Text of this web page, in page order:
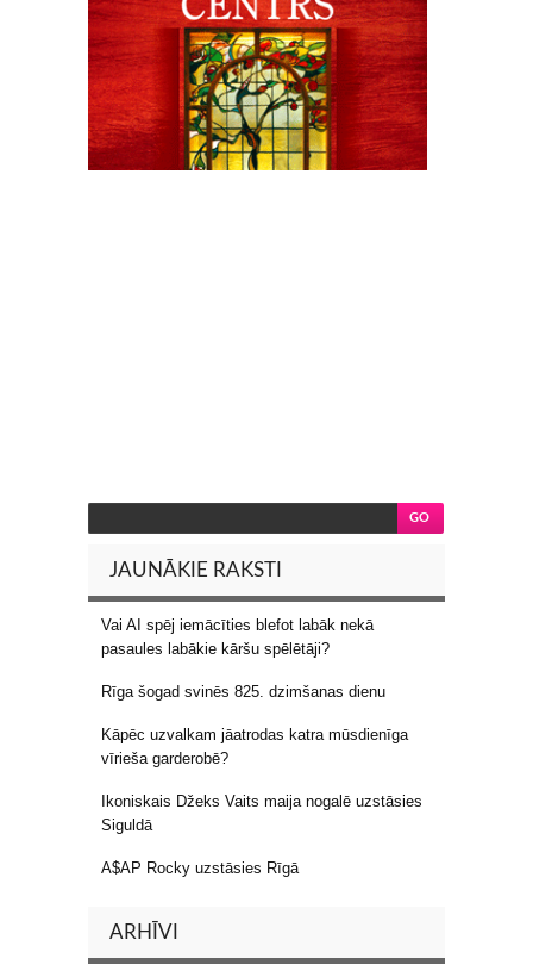
JAUNĀKIE RAKSTI
Vai AI spēj iemācīties blefot labāk nekā
pasaules labākie kāršu spēlētāji?
Rīga šogad svinēs 825. dzimšanas dienu
Kāpēc uzvalkam jāatrodas katra mūsdienīga
vīrieša garderobē?
Ikoniskais Džeks Vaits maija nogalē uzstāsies
Siguldā
A$AP Rocky uzstāsies Rīgā
ARHĪVI